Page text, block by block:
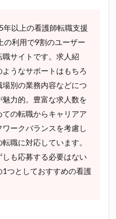
以上の看護師転職支援
の利用で9割のユーザー
サイトです。求人紹
うなサポートはもちろ
別の業務内容などにつ
力的。豊富な求人数を
の転職からキャリアア
ークバランスを考慮し
職に対応しています。
も応募する必要はない
つとしておすすめの看護